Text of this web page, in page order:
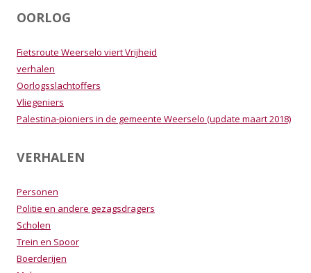
OORLOG
Fietsroute Weerselo viert Vrijheid
verhalen
Oorlogsslachtoffers
Vliegeniers
Palestina-pioniers in de gemeente Weerselo (update maart 2018)
VERHALEN
Personen
Politie en andere gezagsdragers
Scholen
Trein en Spoor
Boerderijen